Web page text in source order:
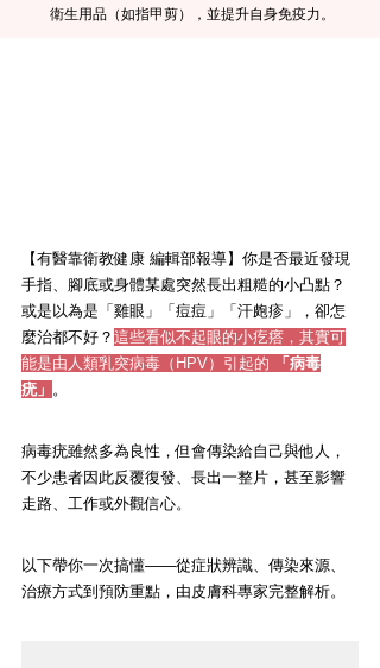
衛生用品（如指甲剪），並提升自身免疫力。
【有醫靠衛教健康 編輯部報導】你是否最近發現
手指、腳底或身體某處突然長出粗糙的小凸點？
或是以為是「雞眼」「痘痘」「汗皰疹」，卻怎
麼治都不好？ 這些看似不起眼的小疙瘩，其實可
能是由人類乳突病毒（HPV）引起的
「病毒
疣」 。
病毒疣雖然多為良性，但會傳染給自己與他人，
不少患者因此反覆復發、長出一整片，甚至影響
走路、工作或外觀信心。
以下帶你一次搞懂——從症狀辨識、傳染來源、
治療方式到預防重點，由皮膚科專家完整解析。